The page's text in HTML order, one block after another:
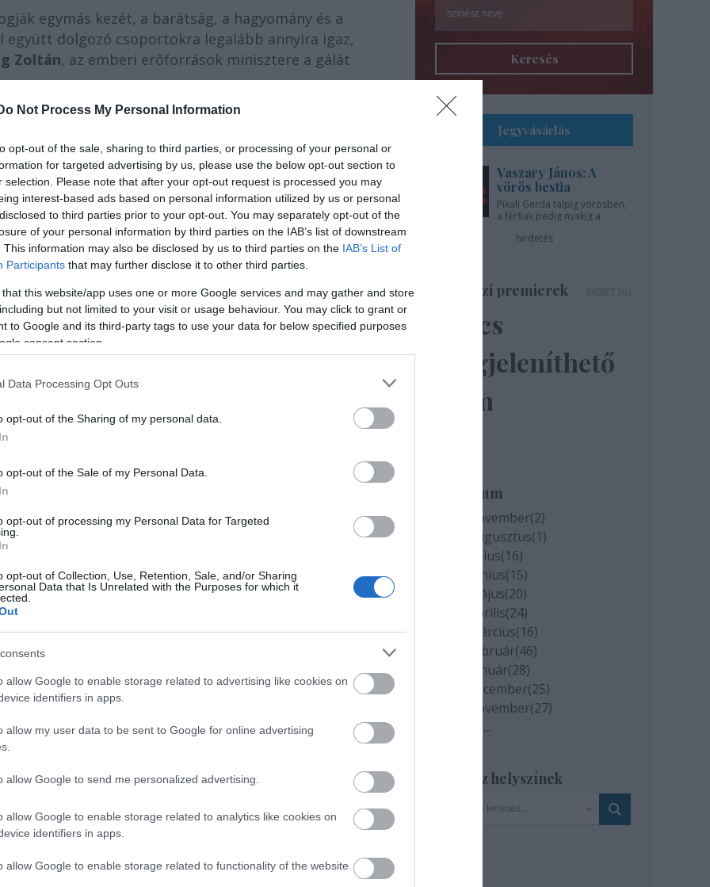
Not Process My Personal Information
opt-out of the sale, sharing to third parties, or processing of your personal or
for targeted advertising by us, please use the below opt-out section to
selection. Please note that after your opt-out request is processed you may
interest-based ads based on personal information utilized by us or personal
to third parties prior to your opt-out. You may separately opt-out of the
of your personal information by third parties on the IAB’s list of downstream
This information may also be disclosed by us to third parties on the IAB’s List of
Participants that may further disclose it to other third parties.
that this website/app uses one or more Google services and may gather and store
but not limited to your visit or usage behaviour. You may click to grant or
to Google and its third-party tags to use your data for below specified purposes
consent section.
Data Processing Opt Outs
opt-out of the Sharing of my personal data.
opt-out of the Sale of my Personal Data.
opt-out of processing my Personal Data for Targeted
opt-out of Collection, Use, Retention, Sale, and/or Sharing
Data that Is Unrelated with the Purposes for which it
allow Google to enable storage related to advertising like cookies on
identifiers in apps.
allow my user data to be sent to Google for online advertising
allow Google to send me personalized advertising.
allow Google to enable storage related to analytics like cookies on
identifiers in apps.
allow Google to enable storage related to functionality of the website
egymás kezét, a barátság, a hagyomány és a
együtt dolgozó csoportokra legalább annyira igaz,
Zoltán, az emberi erőforrások minisztere a gálát
legkiemelkedőbb produkcióiból. A műsor végén
csoportnak, rúdakrobata produkciójáért.
Kallos Bea, MTI
és csoportja, a romániai
portugál komikus
számot előadó
Lászlóa Maciva Cirkuszművész Életmű Különdíját
, a Nemzeti Kulturális Alap alelnöke,
Kriza Zsigmond, a Maciva igazgatója ésRichter József
csaknem 20 országból több mint 30 produkció
Forrás: MTI
Keresés
Jegyvásárlás
Vaszary János: A
vörös bestia
Pikali Gerda talpig vörösben,
a férfiak pedig nyakig a
hirdetés
Színházi premierek
Nincs
megjeleníthető
elem
Archívum
2020 november(2)
2020 augusztus(1)
2020 július(16)
2020 június(15)
2020 május(20)
2020 április(24)
2020 március(16)
2020 február(46)
2020 január(28)
2019 december(25)
2019 november(27)
...
Szinház helyszínek